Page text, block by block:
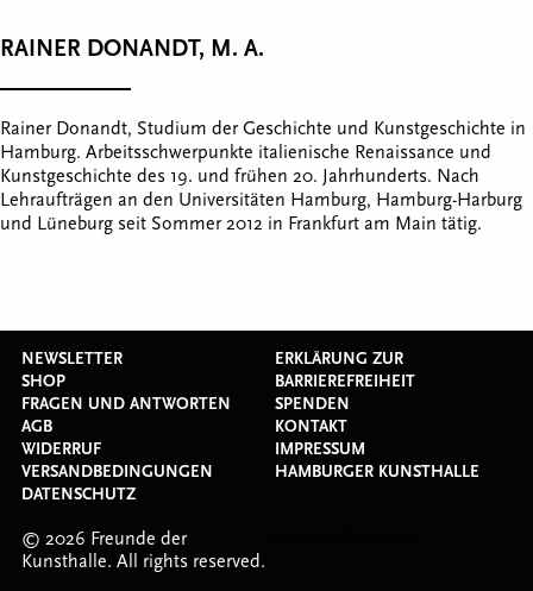
RAINER DONANDT, M. A.
Rainer Donandt, Studium der Geschichte und Kunstgeschichte in
Hamburg. Arbeitsschwerpunkte italienische Renaissance und
Kunstgeschichte des 19. und frühen 20. Jahrhunderts. Nach
Lehraufträgen an den Universitäten Hamburg, Hamburg-Harburg
und Lüneburg seit Sommer 2012 in Frankfurt am Main tätig.
© 2026 Freunde der
Kunsthalle. All rights reserved.
NEWSLETTER
SHOP
FRAGEN UND ANTWORTEN
AGB
WIDERRUF
VERSANDBEDINGUNGEN
DATENSCHUTZ
ERKLÄRUNG ZUR
BARRIEREFREIHEIT
SPENDEN
KONTAKT
IMPRESSUM
HAMBURGER KUNSTHALLE